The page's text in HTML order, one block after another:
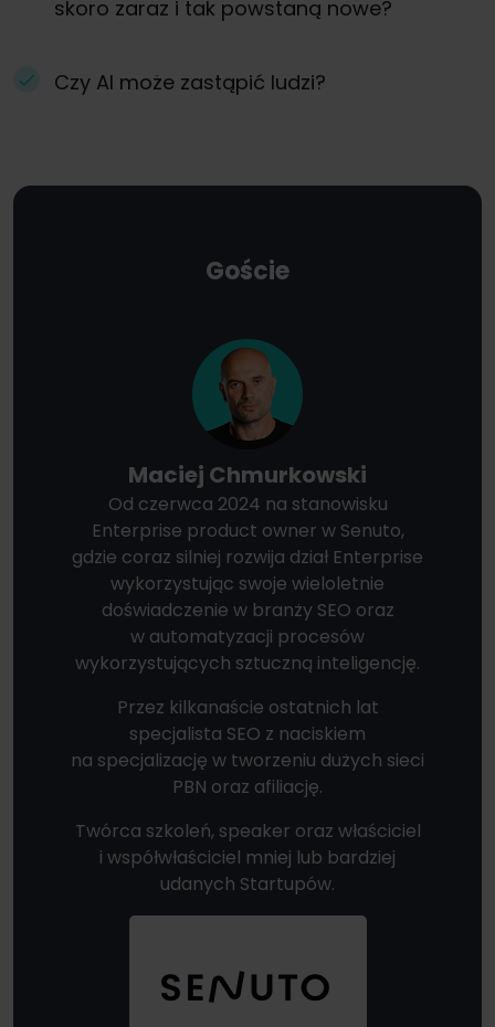
skoro zaraz i tak powstaną nowe?
Czy AI może zastąpić ludzi?
Goście
Maciej Chmurkowski
Od czerwca 2024 na stanowisku
Enterprise product owner w Senuto,
gdzie coraz silniej rozwija dział Enterprise
wykorzystując swoje wieloletnie
doświadczenie w branży SEO oraz
w automatyzacji procesów
wykorzystujących sztuczną inteligencję.
Przez kilkanaście ostatnich lat
specjalista SEO z naciskiem
na specjalizację w tworzeniu dużych sieci
PBN oraz afiliację.
Twórca szkoleń, speaker oraz właściciel
i współwłaściciel mniej lub bardziej
udanych Startupów.